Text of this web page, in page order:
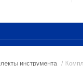
инструмента /